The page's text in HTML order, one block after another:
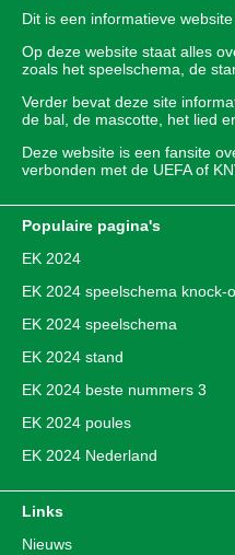
Dit is een informatieve
Op deze website staat alles
zoals het speelschema, de
Verder bevat deze site
de bal, de mascotte, het lied
Deze website is een fansite
verbonden met de UEFA of
Populaire pagina's
EK 2024
EK 2024 speelschema knock-
EK 2024 speelschema
EK 2024 stand
EK 2024 beste nummers 3
EK 2024 poules
EK 2024 Nederland
Links
Nieuws